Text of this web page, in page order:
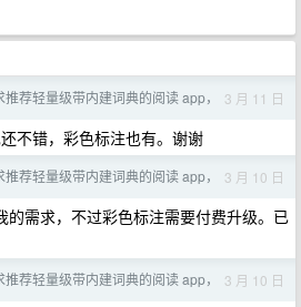
推荐轻量级带内建词典的阅读 app， 3 月 11 日
不错，彩色标注也有。谢谢
推荐轻量级带内建词典的阅读 app， 3 月 10 日
的需求，不过彩色标注需要付费升级。已
推荐轻量级带内建词典的阅读 app， 3 月 10 日